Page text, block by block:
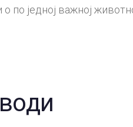
по једној важној